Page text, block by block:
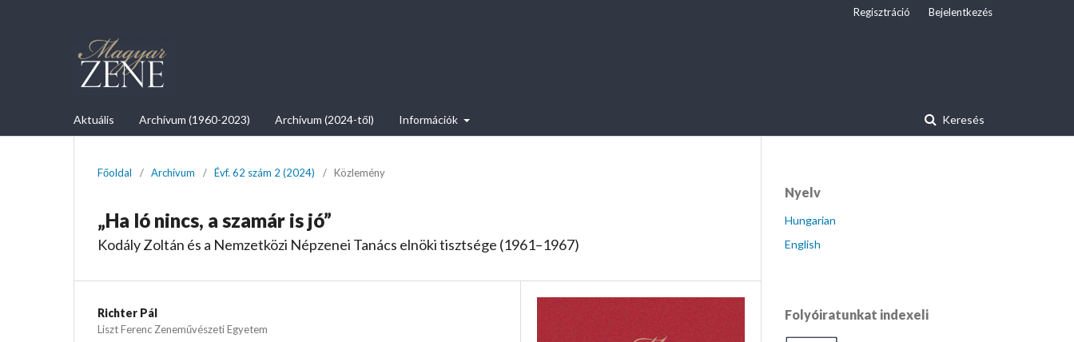
Aktuális Archívum (1960-2023) Archívum (2024-től) Információk Keresés
Regisztráció Bejelentkezés
Főoldal / Archívum / Évf. 62 szám 2 (2024) / Közlemény
„Ha ló nincs, a szamár is jó”
Kodály Zoltán és a Nemzetközi Népzenei Tanács elnöki tisztsége (1961–1967)
Richter Pál
Liszt Ferenc Zeneművészeti Egyetem
Nyelv
Hungarian
English
Folyóiratunkat indexeli